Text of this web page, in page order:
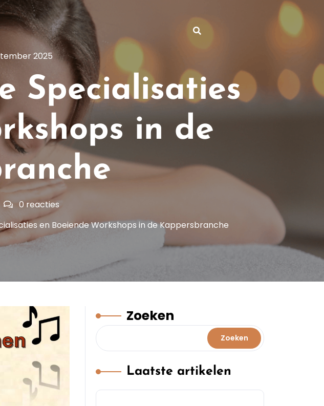
2025
Specialisaties
in de
0 reacties
en Boeiende Workshops in de Kappersbranche
Zoeken
Zoeken
Laatste artikelen